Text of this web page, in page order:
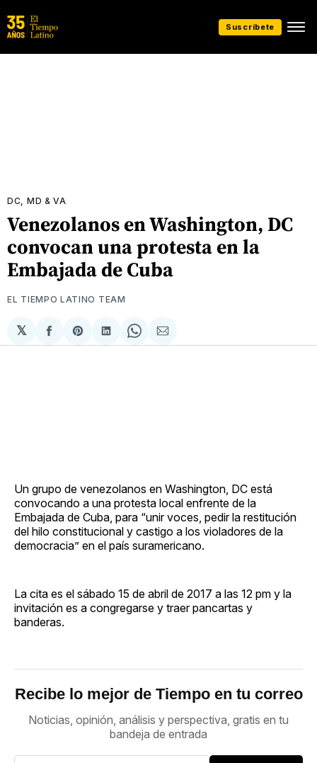
Suscríbete
DC, MD & VA
Venezolanos en Washington, DC
convocan una protesta en la
Embajada de Cuba
EL TIEMPO LATINO TEAM
𝕏
Compartir
en
Share
on
Compartir
en
Share
on
Compartir
via
Un grupo de venezolanos en Washington, DC está
convocando a una protesta local enfrente de la
Embajada de Cuba, para “unir voces, pedir la restitución
del hilo constitucional y castigo a los violadores de la
democracia” en el país suramericano.
La cita es el sábado 15 de abril de 2017 a las 12 pm y la
invitación es a congregarse y traer pancartas y
banderas.
Recibe lo mejor de Tiempo en tu correo
Noticias, opinión, análisis y perspectiva, gratis en tu
bandeja de entrada